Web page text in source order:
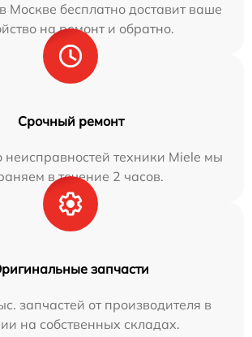
Москве бесплатно доставит ваше
на ремонт и обратно.
Срочный ремонт
неисправностей техники Miele мы
в течение 2 часов.
запчасти
запчастей от производителя в
на собственных складах.